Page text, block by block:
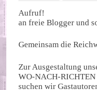
Aufruf!
an freie Blogger und
Gemeinsam die
Zur Ausgestaltung
WO-NACH-RICHTEN
suchen wir